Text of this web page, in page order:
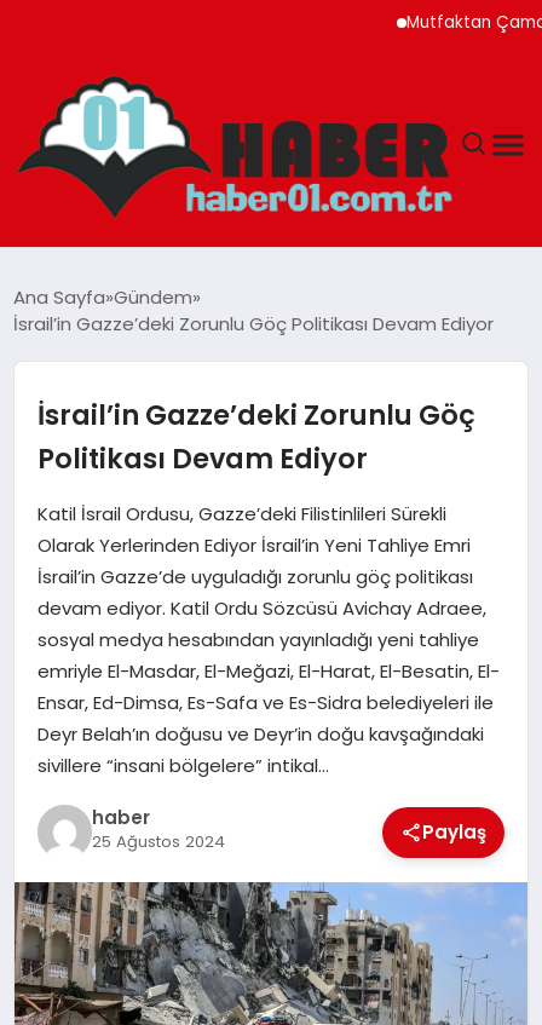
Mutfaktan Çamaşır
YAŞAM
GÜNDEM
TEKNOLOJI
Ana Sayfa Gündem
İsrail’in Gazze’deki Zorunlu Göç Politikası Devam Ediyor
İsrail’in Gazze’deki Zorunlu Göç
Politikası Devam Ediyor
Katil İsrail Ordusu, Gazze’deki Filistinlileri Sürekli
Olarak Yerlerinden Ediyor İsrail’in Yeni Tahliye Emri
İsrail’in Gazze’de uyguladığı zorunlu göç politikası
devam ediyor. Katil Ordu Sözcüsü Avichay Adraee,
sosyal medya hesabından yayınladığı yeni tahliye
emriyle El-Masdar, El-Meğazi, El-Harat, El-Besatin, El-
Ensar, Ed-Dimsa, Es-Safa ve Es-Sidra belediyeleri ile
Deyr Belah’ın doğusu ve Deyr’in doğu kavşağındaki
sivillere “insani bölgelere” intikal…
haber
25 Ağustos 2024 Paylaş